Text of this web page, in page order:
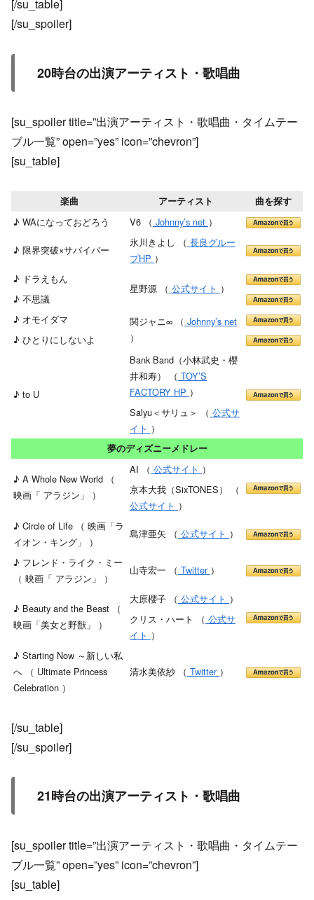
[/su_table]
[/su_spoiler]
20時台の出演アーティスト・歌唱曲
[su_spoiler title=”出演アーティスト・歌唱曲・タイムテー
ブル一覧” open=”yes” icon=”chevron”]
[su_table]
楽曲 アーティスト 曲を探す
♪ WAになっておどろう V6 （ Johnny’s net ）
♪ 限界突破×サバイバー
氷川きよし （ 長良グルー
プHP ）
♪ ドラえもん
星野源 （ 公式サイト ）
♪ 不思議
♪ オモイダマ
関ジャニ∞ （ Johnny’s net
）
♪ ひとりにしないよ
♪ to U
Bank Band（小林武史・櫻
井和寿） （ TOY’S
FACTORY HP ）
Salyu＜サリュ＞ （ 公式サ
イト ）
夢のディズニーメドレー
♪ A Whole New World （
映画「 アラジン」 ）
AI （ 公式サイト ）
京本大我（SixTONES） （
公式サイト ）
♪ Circle of Life （ 映画「ラ
イオン・キング」 ）
島津亜矢 （ 公式サイト ）
♪ フレンド・ライク・ミー
（ 映画「 アラジン」 ）
山寺宏一 （ Twitter ）
♪ Beauty and the Beast （
映画「美女と野獣」 ）
大原櫻子 （ 公式サイト ）
クリス・ハート （ 公式サ
イト ）
♪ Starting Now ～新しい私
へ （ Ultimate Princess
Celebration ）
清水美依紗 （ Twitter ）
[/su_table]
[/su_spoiler]
21時台の出演アーティスト・歌唱曲
[su_spoiler title=”出演アーティスト・歌唱曲・タイムテー
ブル一覧” open=”yes” icon=”chevron”]
[su_table]